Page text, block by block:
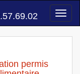
permis